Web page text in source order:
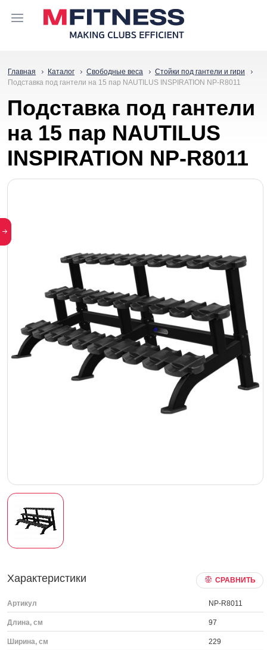
Главная Каталог Свободные веса
Стойки под гантели и гири
Подставка под гантели на 15 пар NAUTILUS INSPIRATION NP-R8011
Подставка под гантели
на 15 пар NAUTILUS
INSPIRATION NP-R8011
Характеристики СРАВНИТЬ
Артикул NP-R8011
Длина, см 97
Ширина, см 229